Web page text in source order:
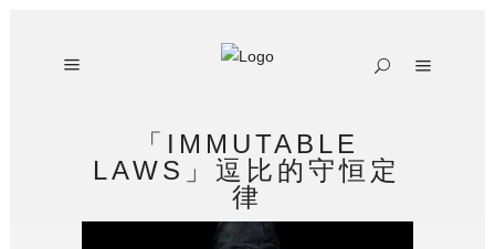
「IMMUTABLE
LAWS」逗比的守恒定
律